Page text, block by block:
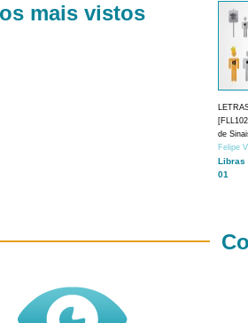
mais vistos
de
Felipe
Libras
01